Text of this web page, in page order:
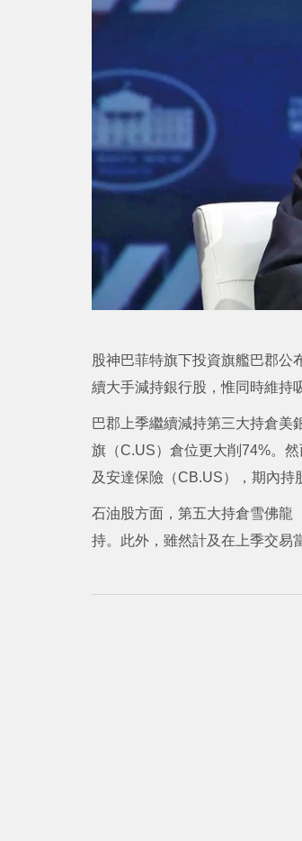
股神巴菲特旗下投資旗艦巴郡公
續大手減持銀行股，惟同時維持
巴郡上季繼續減持第三大持倉美
旗（C.US）倉位更大削74%。
及安達保險（CB.US），期內持
石油股方面，第五大持倉雪佛龍
持。此外，雖然計及在上季交易